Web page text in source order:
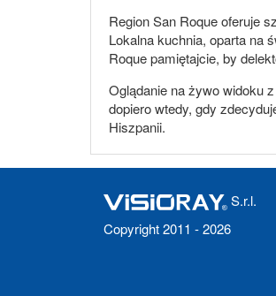
Region San Roque oferuje
Lokalna kuchnia, oparta na
Roque pamiętajcie, by
Oglądanie na żywo widoku
dopiero wtedy, gdy
Hiszpanii.
S.r.l.
Copyright 2011 - 2026